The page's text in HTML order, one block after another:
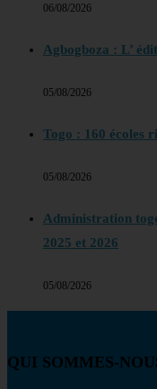
06/08/2026
Agbogboza : L’
05/08/2026
Togo : 160 écoles
05/08/2026
Administration
2025 et 2026
05/08/2026
QUI SOMMES-